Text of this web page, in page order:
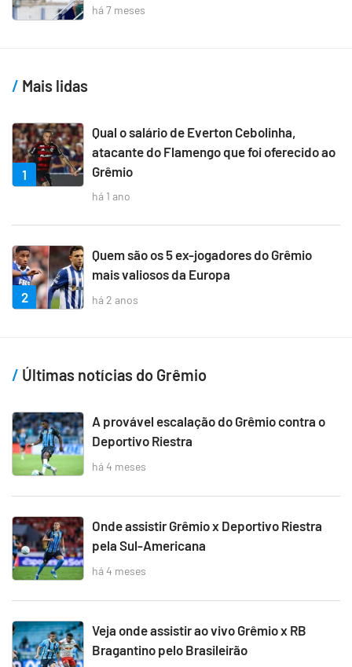
há 7 meses
Mais lidas
1
Qual o salário de Everton Cebolinha,
atacante do Flamengo que foi oferecido ao
Grêmio
há 1 ano
2
Quem são os 5 ex-jogadores do Grêmio
mais valiosos da Europa
há 2 anos
Últimas notícias do Grêmio
A provável escalação do Grêmio contra o
Deportivo Riestra
há 4 meses
Onde assistir Grêmio x Deportivo Riestra
pela Sul-Americana
há 4 meses
Veja onde assistir ao vivo Grêmio x RB
Bragantino pelo Brasileirão